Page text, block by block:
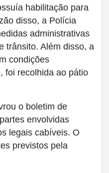
habilitação para
disso, a Polícia
administrativas
trânsito. Além disso, a
condições
foi recolhida ao pátio
o boletim de
envolvidas
legais cabíveis. O
previstos pela